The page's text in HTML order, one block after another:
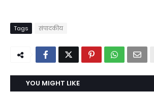
Tags संपादकीय
YOU MIGHT LIKE